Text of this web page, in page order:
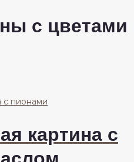
с цветами
картина с